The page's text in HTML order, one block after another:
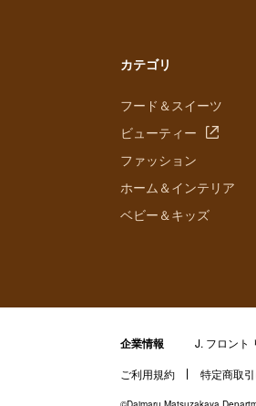
カテゴリ
フード＆スイーツ
ビューティー
ファッション
ホーム＆インテリア
ベビー＆キッズ
企業情報 J. フロント
ご利用規約 特定商取